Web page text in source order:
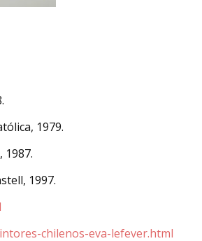
1979.
1987.
1997.
chilenos-eva-lefever.html